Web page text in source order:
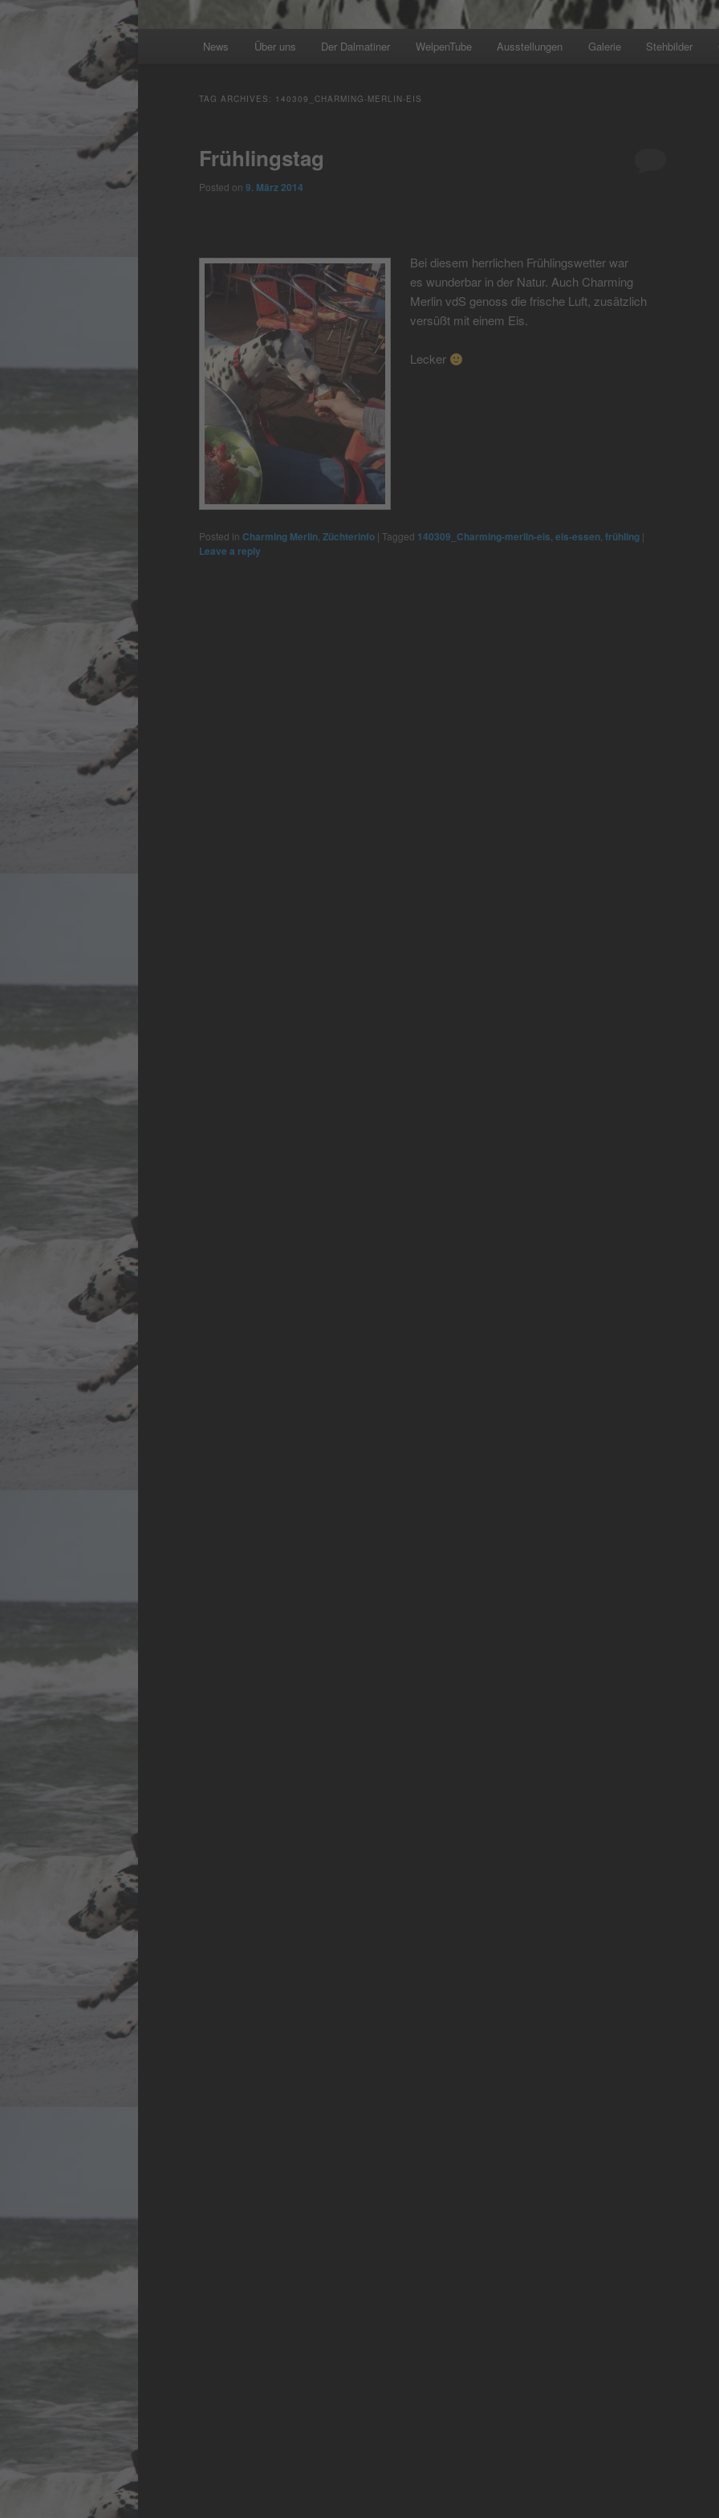
News Über uns Der Dalmatiner WelpenTube Ausstellungen Galerie Stehbilder
TAG ARCHIVES: 140309_CHARMING-MERLIN-EIS
Frühlingstag
Posted on 9. März 2014
Bei diesem herrlichen Frühlingswetter war
es wunderbar in der Natur. Auch Charming
Merlin vdS genoss die frische Luft, zusätzlich
versüßt mit einem Eis.
Lecker
Posted in Charming Merlin Züchterinfo | Tagged 140309_Charming-merlin-eis eis-essen frühling |
Leave a reply
+++ Wir planen